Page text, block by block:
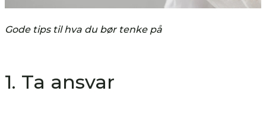
Gode tips til hva du bør tenke på
1. Ta ansvar